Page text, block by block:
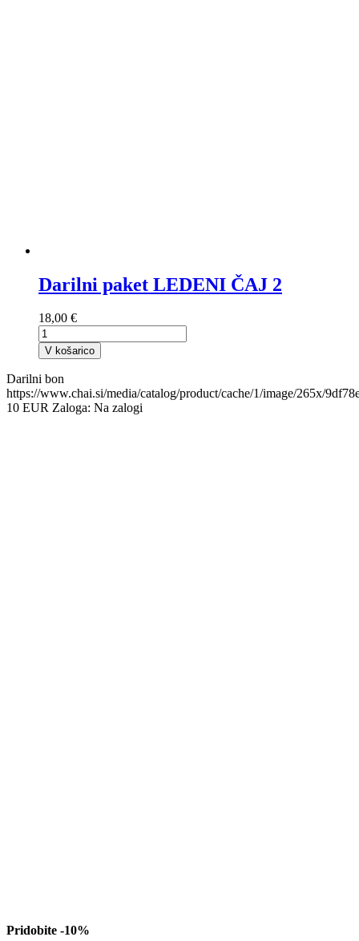
Darilni paket LEDENI ČAJ 2
18,00 €
V košarico
Darilni bon
https://www.chai.si/media/catalog/product/cache/1/image/265x/
10 EUR Zaloga: Na zalogi
Pridobite -10%